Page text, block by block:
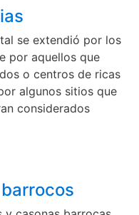
se extendió por los
por aquellos que
o centros de ricas
algunos sitios que
considerados